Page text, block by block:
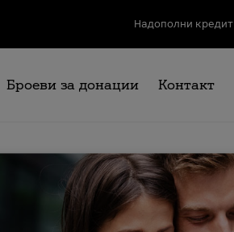
Надополни кредит
Броеви за донации Контакт